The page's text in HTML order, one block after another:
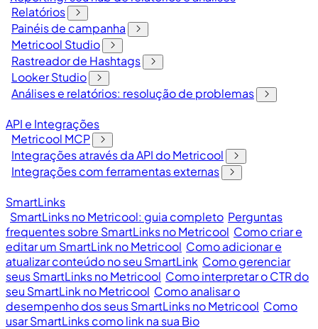
Relatórios
Painéis de campanha
Metricool Studio
Rastreador de Hashtags
Looker Studio
Análises e relatórios: resolução de problemas
API e Integrações
Metricool MCP
Integrações através da API do Metricool
Integrações com ferramentas externas
SmartLinks
SmartLinks no Metricool: guia completo Perguntas
frequentes sobre SmartLinks no Metricool Como criar e
editar um SmartLink no Metricool Como adicionar e
atualizar conteúdo no seu SmartLink Como gerenciar
seus SmartLinks no Metricool Como interpretar o CTR do
seu SmartLink no Metricool Como analisar o
desempenho dos seus SmartLinks no Metricool Como
usar SmartLinks como link na sua Bio